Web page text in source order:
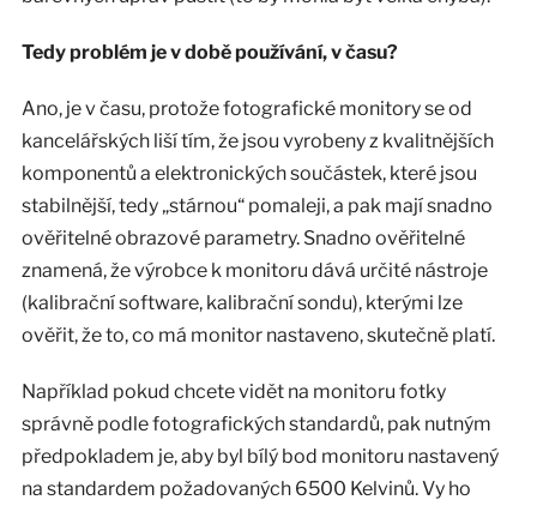
Tedy problém je v době používání, v času?
Ano, je v času, protože fotografické monitory se od
kancelářských liší tím, že jsou vyrobeny z kvalitnějších
komponentů a elektronických součástek, které jsou
stabilnější, tedy „stárnou“ pomaleji, a pak mají snadno
ověřitelné obrazové parametry. Snadno ověřitelné
znamená, že výrobce k monitoru dává určité nástroje
(kalibrační software, kalibrační sondu), kterými lze
ověřit, že to, co má monitor nastaveno, skutečně platí.
Například pokud chcete vidět na monitoru fotky
správně podle fotografických standardů, pak nutným
předpokladem je, aby byl bílý bod monitoru nastavený
na standardem požadovaných 6500 Kelvinů. Vy ho